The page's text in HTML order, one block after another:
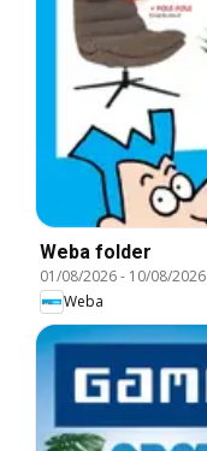
Weba folder
01/08/2026- 10/08/2026
Weba